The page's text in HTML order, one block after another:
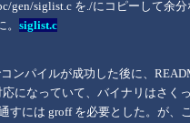
gen/siglist.c を./にコピーして
。siglist.c
ンパイルが成功した後に、
応になっていて、バイナリはさく
すには groff を必要とした。が、